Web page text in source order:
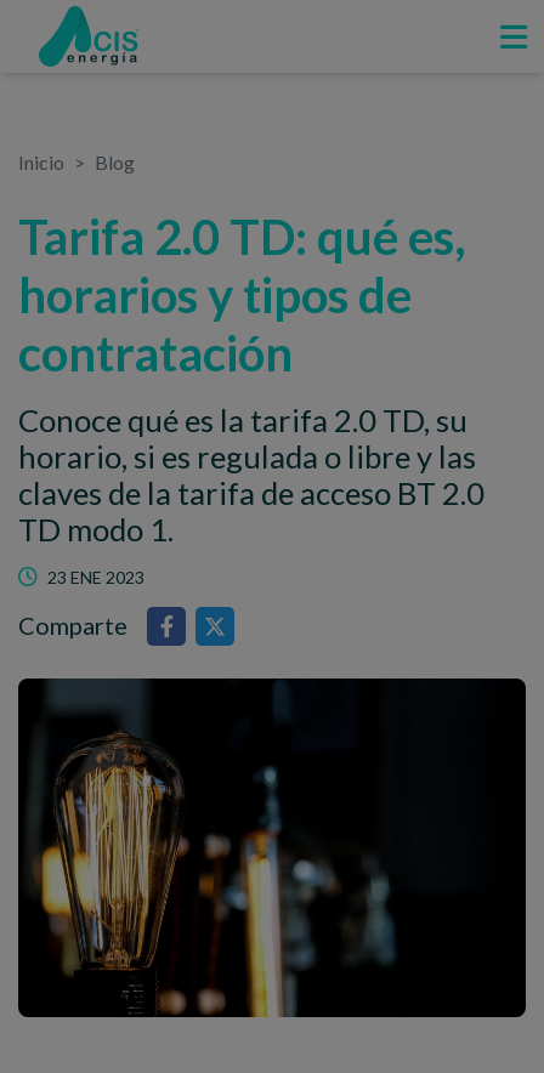
Inicio Blog
Tarifa 2.0 TD: qué es,
horarios y tipos de
contratación
Conoce qué es la tarifa 2.0 TD, su
horario, si es regulada o libre y las
claves de la tarifa de acceso BT 2.0
TD modo 1.
23 ENE 2023
Comparte